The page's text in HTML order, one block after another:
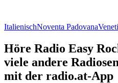
ItalienischNoventa Padovana
Höre Radio Easy
viele andere
mit der radio.at-App